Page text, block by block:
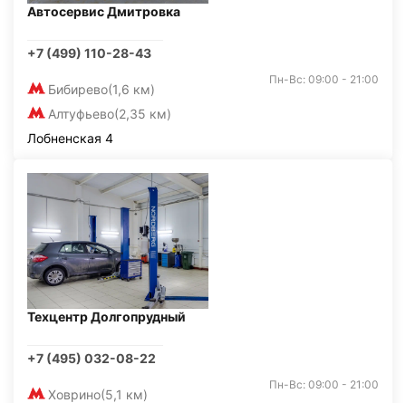
Автосервис Дмитровка
+7 (499) 110-28-43
Бибирево(1,6 км)
Алтуфьево(2,35 км)
Пн-Вс: 09:00 - 21:00
Лобненская 4
Техцентр Долгопрудный
+7 (495) 032-08-22
Ховрино(5,1 км)
Пн-Вс: 09:00 - 21:00